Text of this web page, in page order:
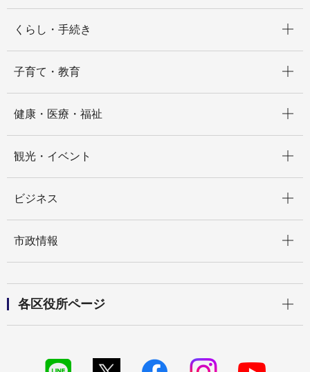
くらし・手続き
子育て・教育
健康・医療・福祉
観光・イベント
ビジネス
市政情報
各区役所ページ